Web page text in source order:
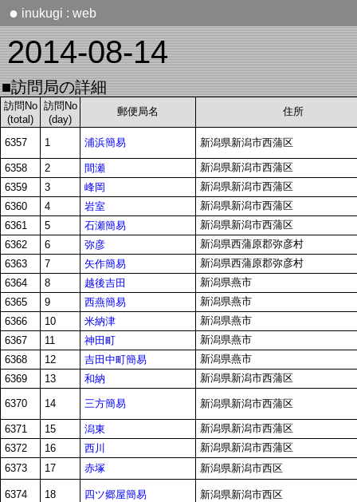
● inukugi : web
2014-08-14
■訪問局の詳細
訪問No
(total)
訪問No
(day)
郵便局名 住所
6357 1 浦浜簡易 新潟県新潟市西蒲区
6358 2 間瀬
新潟県新潟市西蒲区
6359
3 峰岡
新潟県新潟市西蒲区
6360
4 岩室
新潟県新潟市西蒲区
6361
5 石瀬簡易
新潟県新潟市西蒲区
6362
6 弥彦
新潟県西蒲原郡弥彦村
6363
7 矢作簡易
新潟県西蒲原郡弥彦村
6364
8 越後吉田
新潟県燕市
6365
9 西燕簡易
新潟県燕市
6366
10 米納津
新潟県燕市
6367
11 神田町
新潟県燕市
6368
12 吉田中町簡易
新潟県燕市
6369
13 和納 新潟県新潟市西蒲区
6370 14 三方簡易 新潟県新潟市西蒲区
6371 15 潟東
新潟県新潟市西蒲区
6372
16 西川
新潟県新潟市西蒲区
6373
17 赤塚 新潟県新潟市西区
6374 18 四ツ郷屋簡易 新潟県新潟市西区